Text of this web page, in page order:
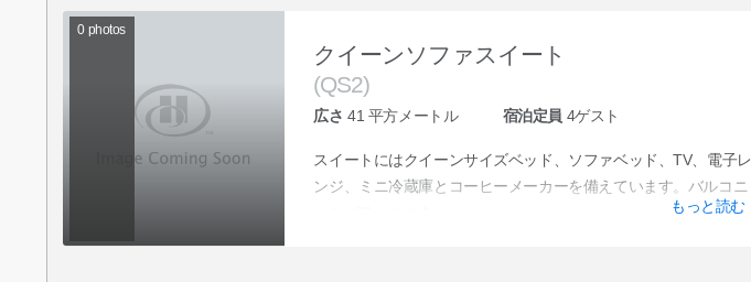
0 photos
クイーンソファスイート
(QS2)
広さ 41 平方メートル 宿泊定員 4ゲスト
スイートにはクイーンサイズベッド、ソファベッド、TV、電子レ
ンジ、ミニ冷蔵庫とコーヒーメーカーを備えています。バルコニ
もっと読む